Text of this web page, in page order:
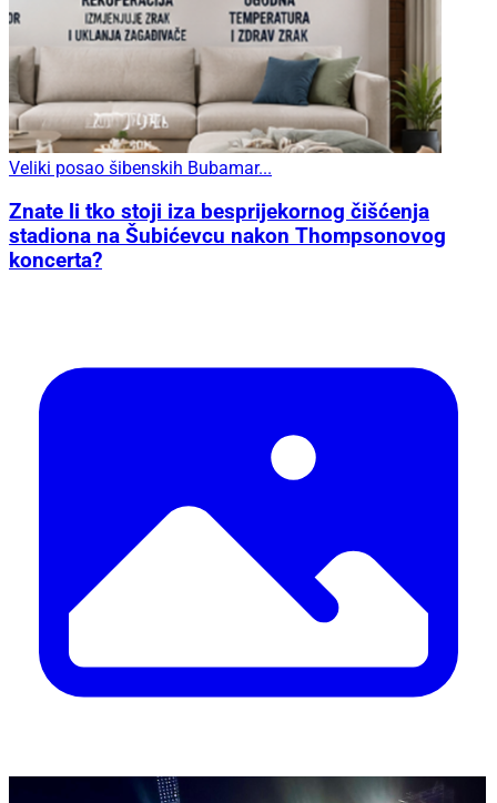
Veliki posao šibenskih Bubamar...
Znate li tko stoji iza besprijekornog čišćenja
stadiona na Šubićevcu nakon Thompsonovog
koncerta?